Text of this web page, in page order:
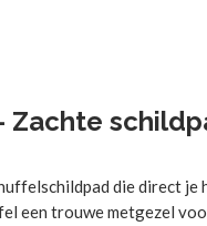
Zachte
die direct je
een trouwe metgezel